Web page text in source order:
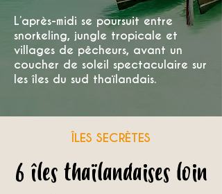
L’après-midi se poursuit entre
snorkeling, jungle tropicale et
villages de pêcheurs, avant un
coucher de soleil spectaculaire sur
les îles du sud thaïlandais.
ÎLES SECRÈTES
6 îles thaïlandaises loin